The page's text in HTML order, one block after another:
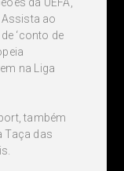
Assista ao
‘conto de
na Liga
também
Taça das